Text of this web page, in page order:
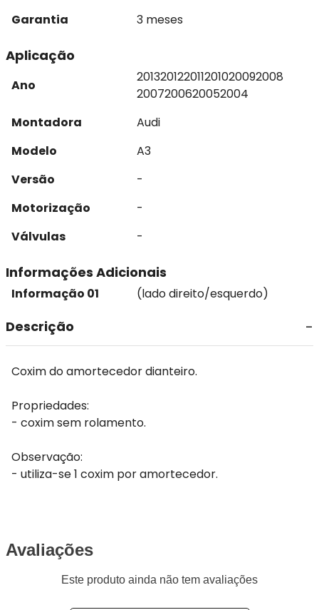
Garantia
3 meses
Aplicação
Ano
201320122011201020092008
2007200620052004
Montadora
Audi
Modelo
A3
Versão
-
Motorização
-
Válvulas
-
Informações Adicionais
Informação 01 (lado direito/esquerdo)
Descrição
Coxim do amortecedor dianteiro.
Propriedades:
- coxim sem rolamento.
Observação:
- utiliza-se 1 coxim por amortecedor.
Avaliações
Este produto ainda não tem avaliações